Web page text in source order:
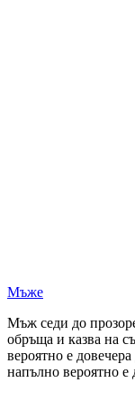
Мъже
Мъж седи до
обръща и казва на
вероятно е
напълно вероятно е